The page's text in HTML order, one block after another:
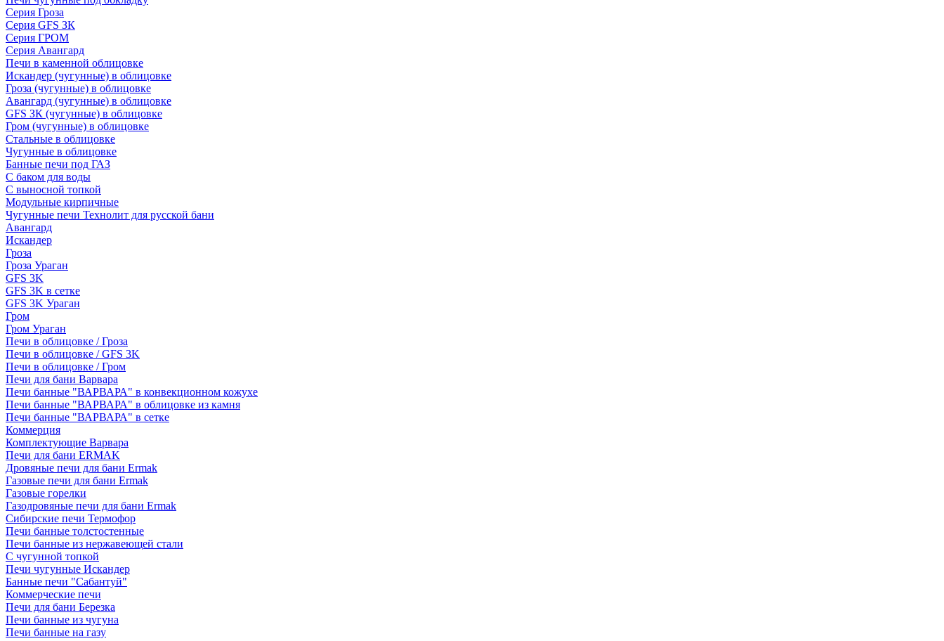
Серия Гроза
Серия GFS ЗК
Серия ГРОМ
Серия Авангард
Печи в каменной облицовке
Искандер (чугунные) в облицовке
Гроза (чугунные) в облицовке
Авангард (чугунные) в облицовке
GFS ЗК (чугунные) в облицовке
Гром (чугунные) в облицовке
Стальные в облицовке
Чугунные в облицовке
Банные печи под ГАЗ
С баком для воды
С выносной топкой
Модульные кирпичные
Чугунные печи Технолит для русской бани
Авангард
Искандер
Гроза
Гроза Ураган
GFS 3K
GFS 3K в сетке
GFS 3K Ураган
Гром
Гром Ураган
Печи в облицовке / Гроза
Печи в облицовке / GFS 3K
Печи в облицовке / Гром
Печи для бани Варвара
Печи банные "ВАРВАРА" в конвекционном кожухе
Печи банные "ВАРВАРА" в облицовке из камня
Печи банные "ВАРВАРА" в сетке
Коммерция
Комплектующие Варвара
Печи для бани ERMAK
Дровяные печи для бани Ermak
Газовые печи для бани Ermak
Газовые горелки
Газодровяные печи для бани Ermak
Сибирские печи Термофор
Печи банные толстостенные
Печи банные из нержавеющей стали
С чугунной топкой
Печи чугунные Искандер
Банные печи "Сабантуй"
Коммерческие печи
Печи для бани Березка
Печи банные из чугуна
Печи банные на газу